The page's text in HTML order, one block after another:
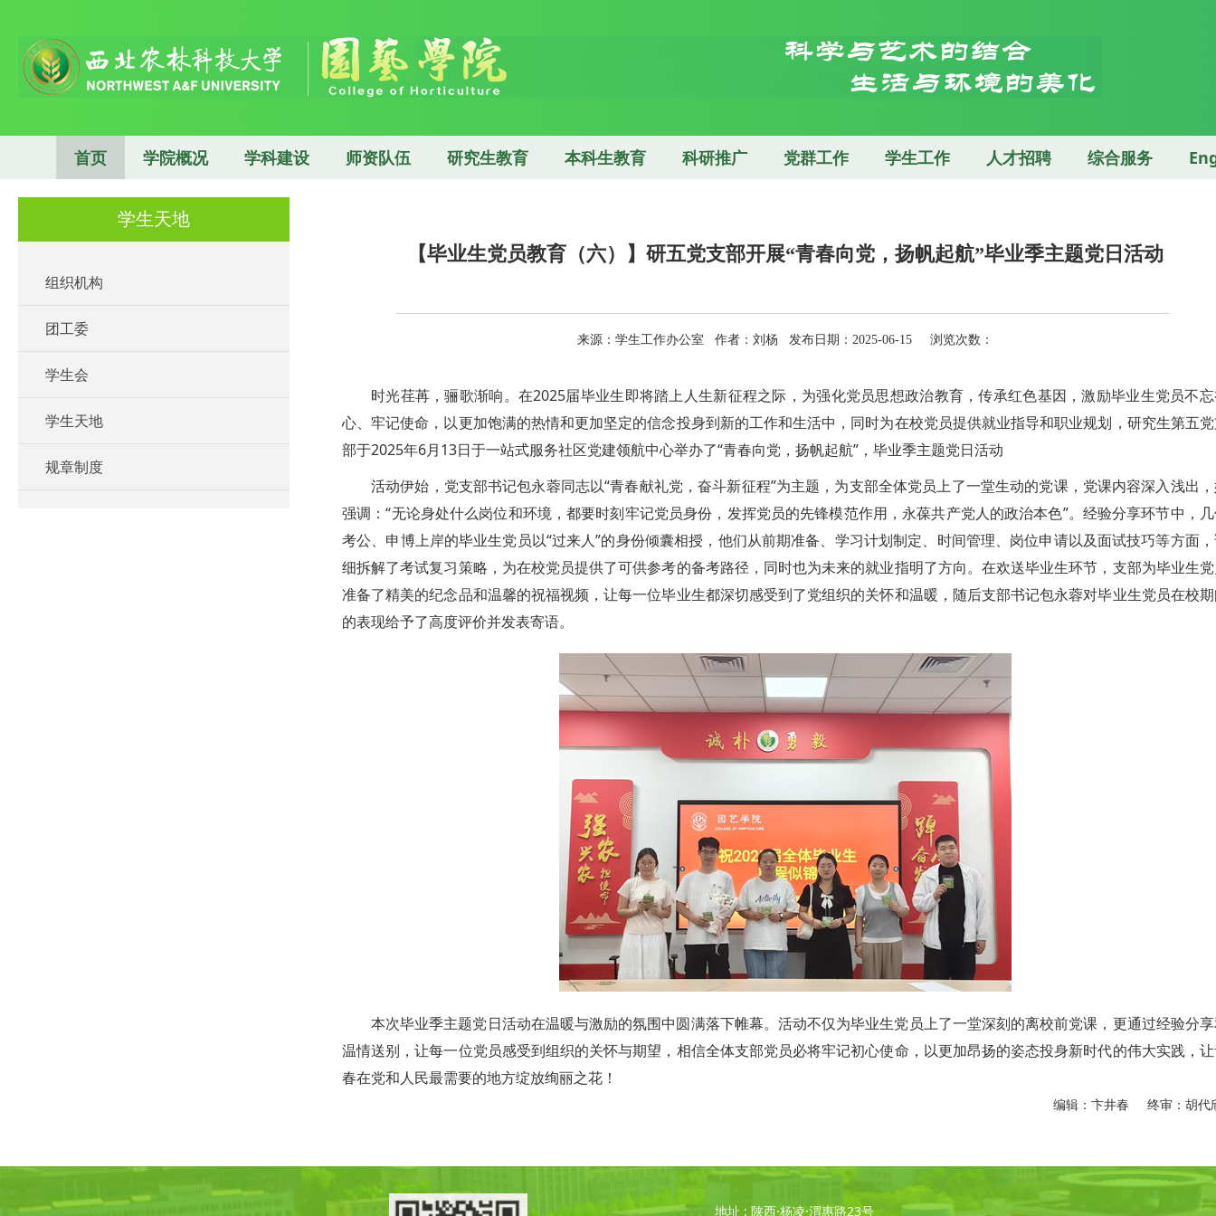
首页 学院概况 学科建设 师资队伍 研究生教育 本科生教育 科研推广 党群工作 学生工作 人才招聘 综合服务
学生天地
组织机构
团工委
学生会
学生天地
规章制度
【毕业生党员教育（六）】研五党支部开展“青春向党，扬帆起航”毕业季主题党日活动
来源：学生工作办公室 作者：刘杨 发布日期：2025-06-15 浏览次数：
时光荏苒，骊歌渐响。在2025届毕业生即将踏上人生新征程之际，为强化党员思想政治教育，传承红色基因，激励毕业生党员不
心、牢记使命，以更加饱满的热情和更加坚定的信念投身到新的工作和生活中，同时为在校党员提供就业指导和职业规划，研究生第五
部于2025年6月13日于一站式服务社区党建领航中心举办了“青春向党，扬帆起航”，毕业季主题党日活动
活动伊始，党支部书记包永蓉同志以“青春献礼党，奋斗新征程”为主题，为支部全体党员上了一堂生动的党课，党课内容深入浅出
强调：“无论身处什么岗位和环境，都要时刻牢记党员身份，发挥党员的先锋模范作用，永葆共产党人的政治本色”。经验分享环节中，
考公、申博上岸的毕业生党员以“过来人”的身份倾囊相授，他们从前期准备、学习计划制定、时间管理、岗位申请以及面试技巧等方面
细拆解了考试复习策略，为在校党员提供了可供参考的备考路径，同时也为未来的就业指明了方向。在欢送毕业生环节，支部为毕业生
准备了精美的纪念品和温馨的祝福视频，让每一位毕业生都深切感受到了党组织的关怀和温暖，随后支部书记包永蓉对毕业生党员在校
的表现给予了高度评价并发表寄语。
本次毕业季主题党日活动在温暖与激励的氛围中圆满落下帷幕。活动不仅为毕业生党员上了一堂深刻的离校前党课，更通过经验分
温情送别，让每一位党员感受到组织的关怀与期望，相信全体支部党员必将牢记初心使命，以更加昂扬的姿态投身新时代的伟大实践，
春在党和人民最需要的地方绽放绚丽之花！
编辑：卞井春 终审：胡代
地址 : 陕西·杨凌·渭惠路23号